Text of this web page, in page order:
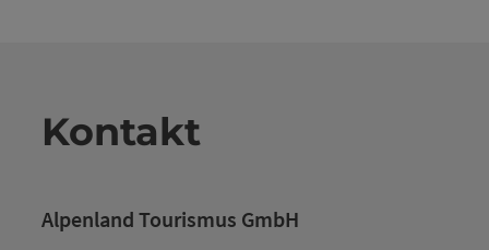
Kontakt
Alpenland Tourismus GmbH